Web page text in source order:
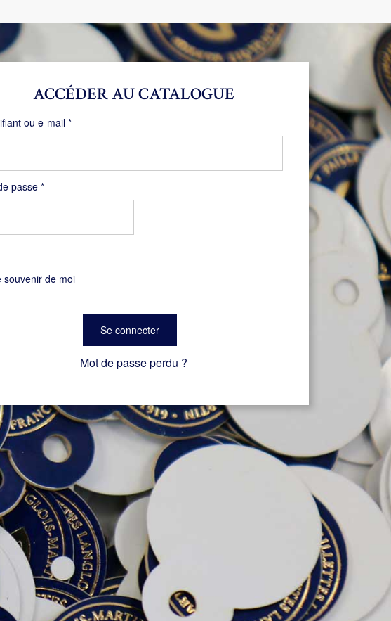
ACCÉDER AU CATALOGUE
ou e-mail *Obligatoire
passe *Obligatoire
souvenir de moi
Se connecter
Mot de passe perdu ?